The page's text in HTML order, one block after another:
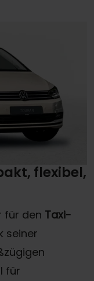
flexibel,
für den Taxi-
seiner
für